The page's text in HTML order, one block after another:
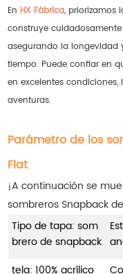
En HX Fábrica, priorizamos
construye
asegurando la longevidad
tiempo. Puede confiar en
en excelentes
aventuras.
Parámetro de los
Flat
¡A continuación se
sombreros Snapback
Tipo de tapa: som
brero de snapback
tela: 100% acrílico